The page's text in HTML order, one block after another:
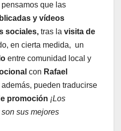
pensamos que las
y vídeos
sociales, tras la visita de
en cierta medida, un
entre comunidad local y
con Rafael
pueden traducirse
promoción ¡Los
sus mejores